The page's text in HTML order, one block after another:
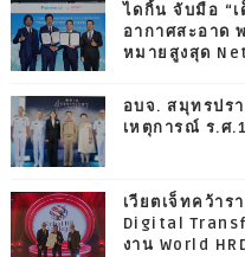
ไดกิ้น จับมือ “
อากาศสะอาด
หมายสูงสุด
อบจ. สมุทรปร
เหตุการณ์ ร.ศ
เวียตเจ็ทคว้าร
Digital
งาน World